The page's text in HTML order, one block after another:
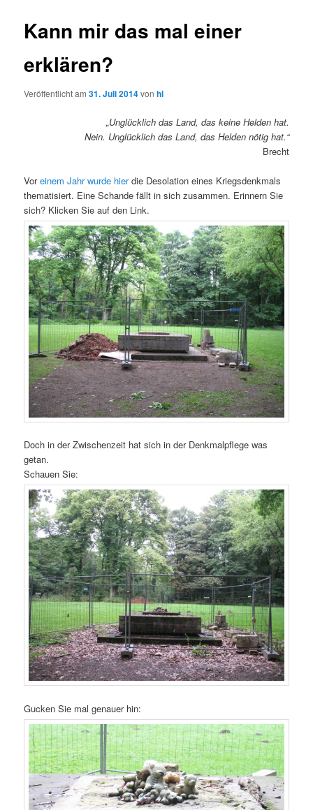
Kann mir das mal einer
erklären?
Veröffentlicht am31. Juli 2014vonhl
„Unglücklich das Land, das keine Helden hat.
Nein. Unglücklich das Land, das Helden nötig hat.“
Brecht
Voreinem Jahr wurde hierdie Desolation eines Kriegsdenkmals
thematisiert. Eine Schande fällt in sich zusammen. Erinnern Sie
sich? Klicken Sie auf den Link.
Doch in der Zwischenzeit hat sich in der Denkmalpflege was
getan.
Schauen Sie:
Gucken Sie mal genauer hin: